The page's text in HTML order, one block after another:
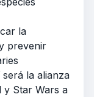
la
prevenir
la alianza
y Star Wars a